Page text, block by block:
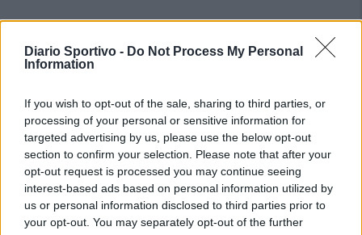
Diario Sportivo - Do Not Process My Personal
Information
If you wish to opt-out of the sale, sharing to third parties, or
processing of your personal or sensitive information for
targeted advertising by us, please use the below opt-out
section to confirm your selection. Please note that after your
opt-out request is processed you may continue seeing
interest-based ads based on personal information utilized by
us or personal information disclosed to third parties prior to
your opt-out. You may separately opt-out of the further